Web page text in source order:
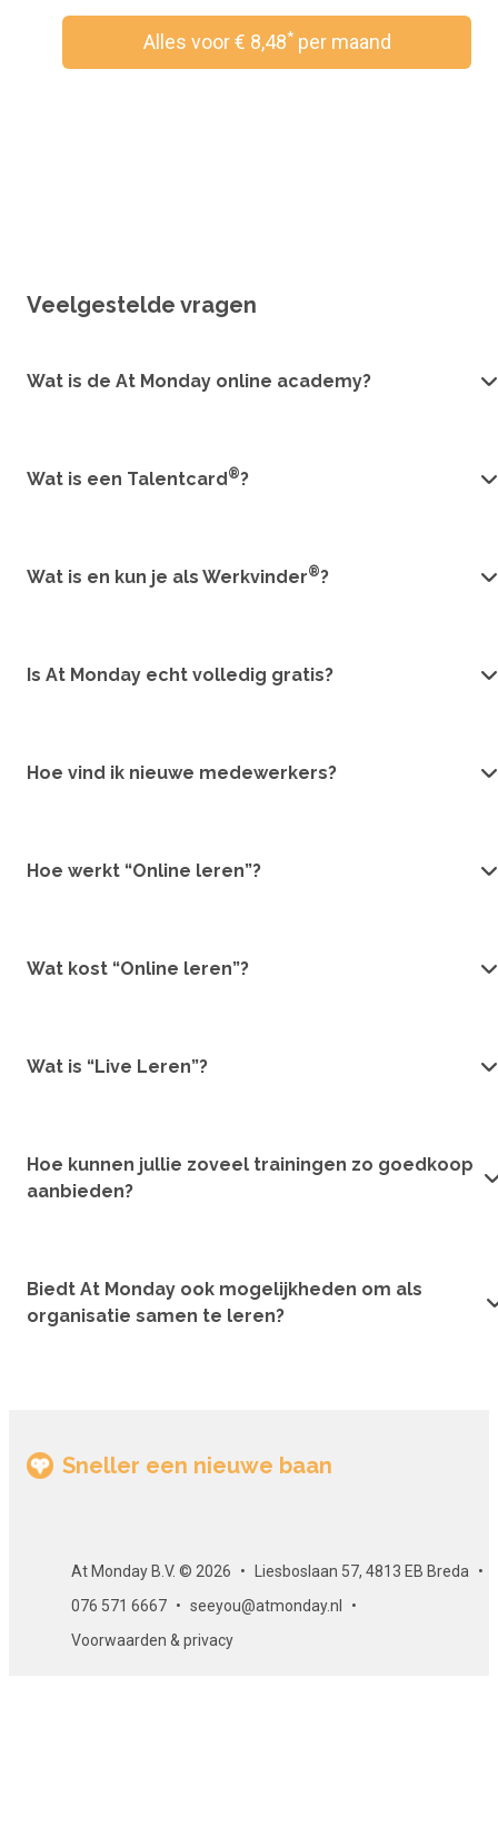
Alles voor € 8,48*per maand
Veelgestelde vragen
Wat is de At Monday online academy?
Wat is een Talentcard®?
Wat is en kun je als Werkvinder®?
Is At Monday echt volledig gratis?
Hoe vind ik nieuwe medewerkers?
Hoe werkt “Online leren”?
Wat kost “Online leren”?
Wat is “Live Leren”?
Hoe kunnen jullie zoveel trainingen zo goedkoop
aanbieden?
Biedt At Monday ook mogelijkheden om als
organisatie samen te leren?
Sneller een nieuwe baan
At Monday B.V. © 2026
Liesboslaan 57, 4813 EB Breda
076 571 6667
seeyou@atmonday.nl
Voorwaarden & privacy